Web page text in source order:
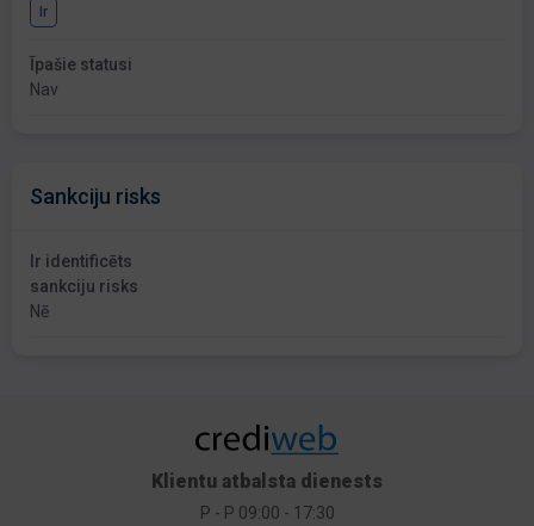
Ir
Īpašie statusi
Nav
Sankciju risks
Ir identificēts
sankciju risks
Nē
Klientu atbalsta dienests
P - P 09:00 - 17:30